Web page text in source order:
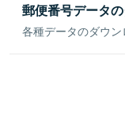
郵便番号データ
各種データのダウン